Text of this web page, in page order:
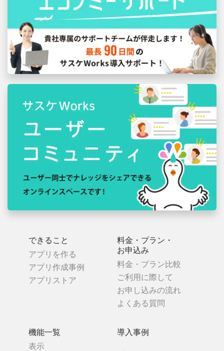
できること
アプリを作る
アプリ作成事例
アプリストア
機能一覧
表示
料金・プラン・
お申込み
料金・プラン比較
ご利用に際して
お申し込みの流れ
よくある質問
導入事例